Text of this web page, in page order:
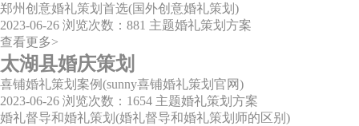
郑州创意婚礼策划首选(国外创意婚礼策划)
2023-06-26 浏览次数：881 主题婚礼策划方案
查看更多>
太湖县婚庆策划
喜铺婚礼策划案例(sunny喜铺婚礼策划官网)
2023-06-26 浏览次数：1654 主题婚礼策划方案
婚礼督导和婚礼策划(婚礼督导和婚礼策划师的区别)